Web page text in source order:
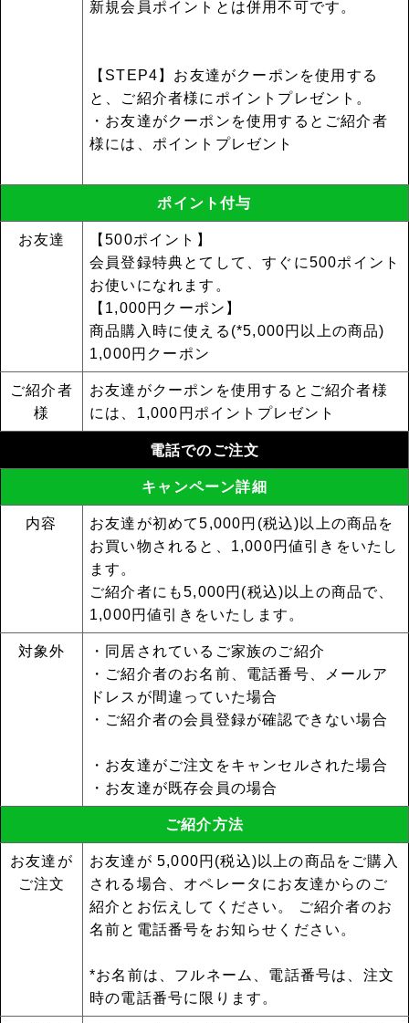
新規会員ポイントとは併用不可です。
【STEP4】お友達がクーポンを使用する
と、ご紹介者様にポイントプレゼント。
・お友達がクーポンを使用するとご紹介者
様には、ポイントプレゼント
ポイント付与
お友達
【500ポイント】
会員登録特典とてして、すぐに500ポイント
お使いになれます。
【1,000円クーポン】
商品購入時に使える(*5,000円以上の商品)
1,000円クーポン
ご紹介者
様
お友達がクーポンを使用するとご紹介者様
には、1,000円ポイントプレゼント
電話でのご注文
キャンペーン詳細
内容
お友達が初めて5,000円(税込)以上の商品を
お買い物されると、1,000円値引きをいたし
ます。
ご紹介者にも5,000円(税込)以上の商品で、
1,000円値引きをいたします。
対象外
・同居されているご家族のご紹介
・ご紹介者のお名前、電話番号、メールア
ドレスが間違っていた場合
・ご紹介者の会員登録が確認できない場合
・お友達がご注文をキャンセルされた場合
・お友達が既存会員の場合
ご紹介方法
お友達が
ご注文
お友達が 5,000円(税込)以上の商品をご購入
される場合、オペレータにお友達からのご
紹介とお伝えしてください。 ご紹介者のお
名前と電話番号をお知らせください。
*お名前は、フルネーム、電話番号は、注文
時の電話番号に限ります。